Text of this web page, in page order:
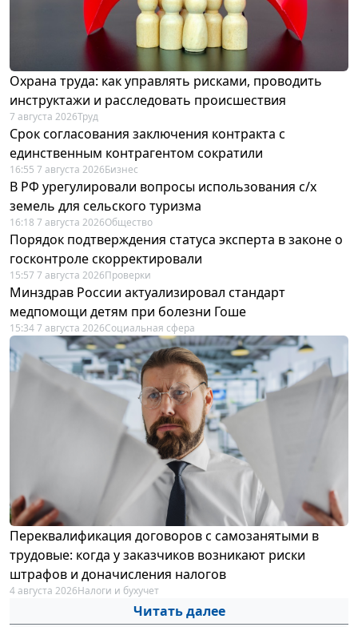
Охрана труда: как управлять рисками, проводить
инструктажи и расследовать происшествия
7 августа 2026Труд
Срок согласования заключения контракта с
единственным контрагентом сократили
16:55 7 августа 2026Бизнес
В РФ урегулировали вопросы использования с/х
земель для сельского туризма
16:18 7 августа 2026Общество
Порядок подтверждения статуса эксперта в законе о
госконтроле скорректировали
15:57 7 августа 2026Проверки
Минздрав России актуализировал стандарт
медпомощи детям при болезни Гоше
15:34 7 августа 2026Социальная сфера
Переквалификация договоров с самозанятыми в
трудовые: когда у заказчиков возникают риски
штрафов и доначисления налогов
4 августа 2026Налоги и бухучет
Читать далее